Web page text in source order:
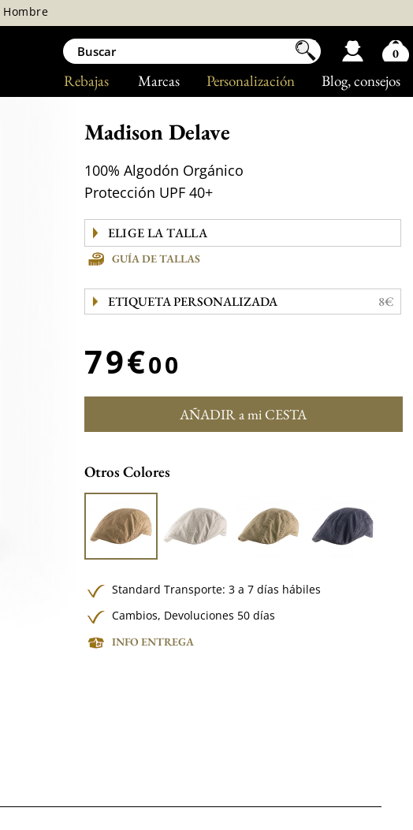
Blog, consejos
Personalización
Marcas
Rebajas
Hombre
Madison Delave
100% Algodón Orgánico
Protección UPF 40+
GUÍA DE TALLAS
ETIQUETA PERSONALIZADA 8€
79€00
AÑADIR a mi CESTA
Otros Colores
Standard Transporte: 3 a 7 días hábiles
Cambios, Devoluciones 50 días
INFO ENTREGA
0